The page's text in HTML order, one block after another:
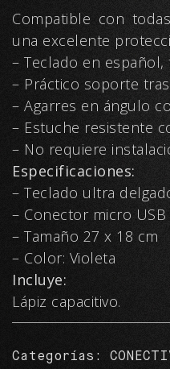
Compatible con
una excelente
– Teclado en
– Práctico soporte
– Agarres en ángulo
– Estuche resistente
– No requiere
Especificaciones:
– Teclado ultra
– Conector micro USB
– Tamaño 27 x 18 cm
– Color: Violeta
Incluye:
Lápiz capacitivo.
Categorías: